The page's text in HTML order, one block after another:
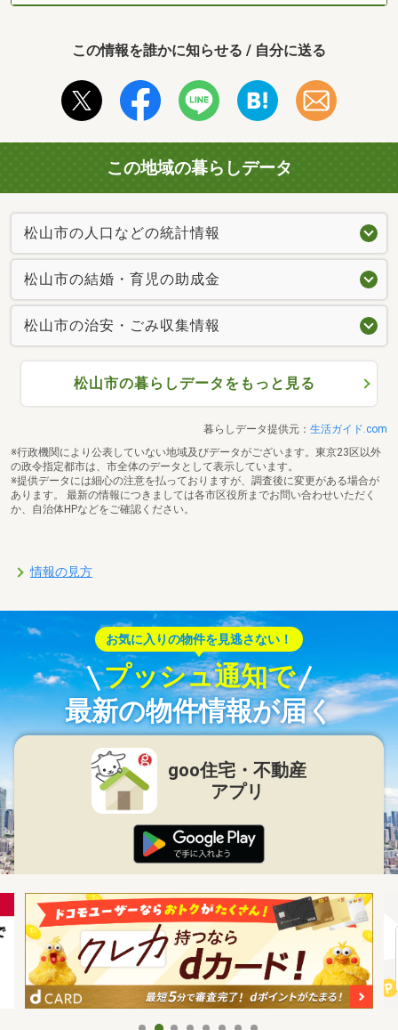
この情報を誰かに知らせる / 自分に送る
この地域の暮らしデータ
松山市の人口などの統計情報
松山市の結婚・育児の助成金
松山市の治安・ごみ収集情報
松山市の暮らしデータをもっと見る
暮らしデータ提供元： 生活ガイド.com
※行政機関により公表していない地域及びデータがございます。東京23区以外
の政令指定都市は、市全体のデータとして表示しています。
※提供データには細心の注意を払っておりますが、調査後に変更がある場合が
あります。 最新の情報につきましては各市区役所までお問い合わせいただく
か、自治体HPなどをご確認ください。
情報の見方
お気に入りの物件を見逃さない！
プッシュ通知で
最新の物件情報が届く
goo住宅・不動産
アプリ